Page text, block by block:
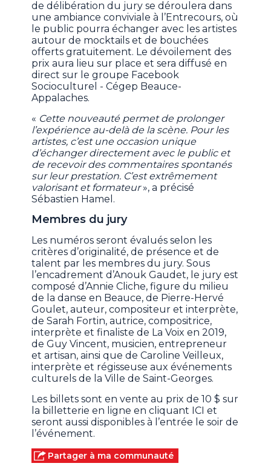
de délibération du jury se déroulera dans
une ambiance conviviale à l’Entrecours, où
le public pourra échanger avec les artistes
autour de mocktails et de bouchées
offerts gratuitement. Le dévoilement des
prix aura lieu sur place et sera diffusé en
direct sur le groupe Facebook
Socioculturel - Cégep Beauce-
Appalaches.
« Cette nouveauté permet de prolonger
l’expérience au-delà de la scène. Pour les
artistes, c’est une occasion unique
d’échanger directement avec le public et
de recevoir des commentaires spontanés
sur leur prestation. C’est extrêmement
valorisant et formateur», a précisé
Sébastien Hamel.
Membres du jury
Les numéros seront évalués selon les
critères d’originalité, de présence et de
talent par les membres du jury. Sous
l’encadrement d’Anouk Gaudet, le jury est
composé d’Annie Cliche, figure du milieu
de la danse en Beauce, de Pierre-Hervé
Goulet, auteur, compositeur et interprète,
de Sarah Fortin, autrice, compositrice,
interprète et finaliste de La Voix en 2019,
de Guy Vincent, musicien, entrepreneur
et artisan, ainsi que de Caroline Veilleux,
interprète et régisseuse aux événements
culturels de la Ville de Saint-Georges.
Les billets sont en vente au prix de 10 $ sur
la billetterie en ligne en cliquant ICI et
seront aussi disponibles à l’entrée le soir de
l’événement.
Partager à ma communauté